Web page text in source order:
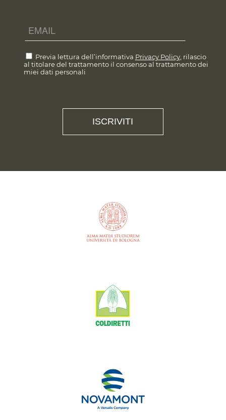
Previa lettura dell’informativa Privacy Policy, rilascio
al titolare del trattamento il consenso al trattamento dei
miei dati personali